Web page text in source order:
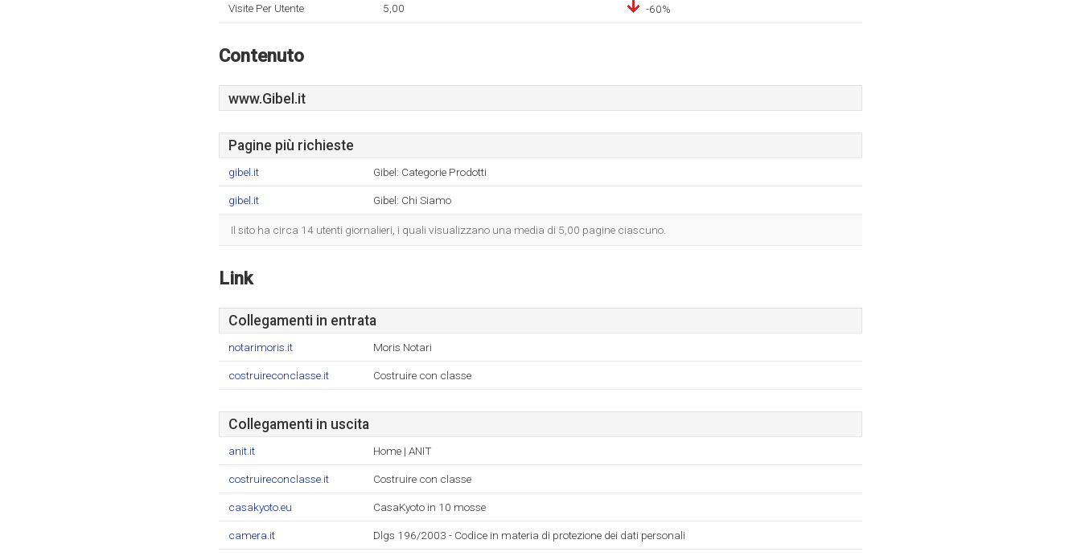
Visite Per Utente 5,00 -60%
Contenuto
www.Gibel.it
Pagine più richieste
gibel.it Gibel: Categorie Prodotti
gibel.it Gibel: Chi Siamo
Il sito ha circa 14 utenti giornalieri, i quali visualizzano una media di 5,00 pagine ciascuno.
Link
Collegamenti in entrata
notarimoris.it Moris Notari
costruireconclasse.it Costruire con classe
Collegamenti in uscita
anit.it Home | ANIT
costruireconclasse.it Costruire con classe
casakyoto.eu CasaKyoto in 10 mosse
camera.it Dlgs 196/2003 - Codice in materia di protezione dei dati personali